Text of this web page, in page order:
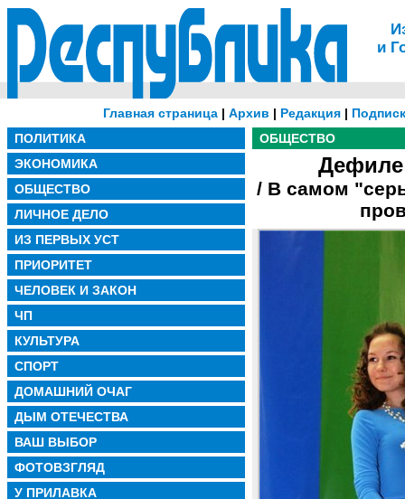
и
Главная страница| Архив | Редакция|
ПОЛИТИКА
ЭКОНОМИКА
ОБЩЕСТВО
ЛИЧНОЕ ДЕЛО
ИЗ ПЕРВЫХ УСТ
ПРИОРИТЕТ
ЧЕЛОВЕК И ЗАКОН
ЧП
КУЛЬТУРА
СПОРТ
ДОМАШНИЙ ОЧАГ
ДЫМ ОТЕЧЕСТВА
ВАШ ВЫБОР
ФОТОВЗГЛЯД
У ПРИЛАВКА
ОБЩЕСТВО
Дефиле
/ В самом